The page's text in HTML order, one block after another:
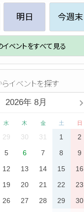
明日 今週末
イベントをすべて見る
イベントを探す
2026年 8月
水 木 金 土 日
29 30 31 1
2
5 6 7 8
9
12 13 14 15
16
19 20 21 22
23
26 27 28 29
30